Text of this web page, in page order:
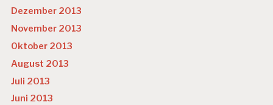
Dezember 2013
November 2013
Oktober 2013
August 2013
Juli 2013
Juni 2013